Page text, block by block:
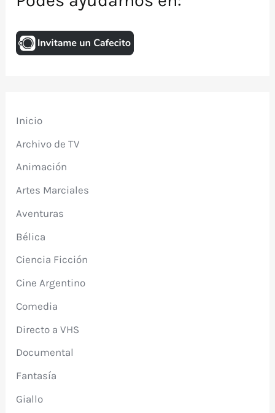
Inicio
Archivo de TV
Animación
Artes Marciales
Aventuras
Bélica
Ciencia Ficción
Cine Argentino
Comedia
Directo a VHS
Documental
Fantasía
Giallo